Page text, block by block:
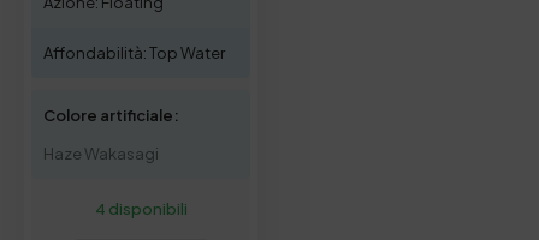
Affondabilità: Top Water
Colore artificiale:
Haze Wakasagi
4 disponibili